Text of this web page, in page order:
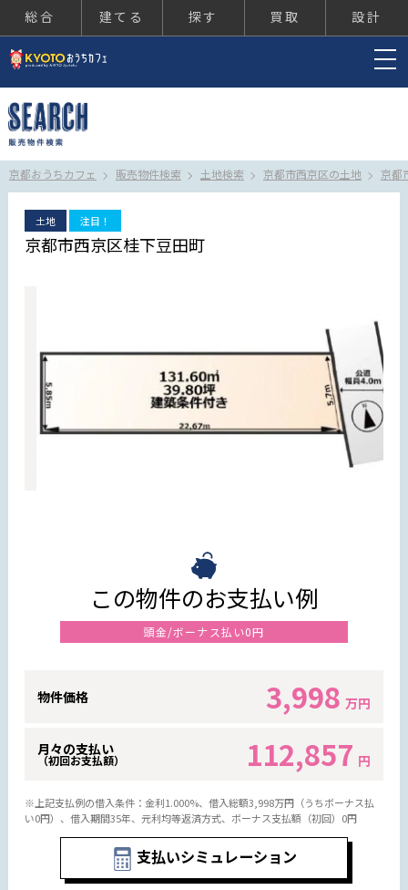
総合 建てる 探す 買取 設計
京都おうちカフェ 販売物件検索 土地検索 京都市西京区の土地 京都
土地 注目！
京都市西京区桂下豆田町
この物件のお支払い例
頭金/ボーナス払い0円
物件価格 3,998 万円
月々の支払い
（初回お支払額） 112,857 円
※上記支払例の借入条件：金利1.000%、借入総額3,998万円（うちボーナス払
い0円）、借入期間35年、元利均等返済方式、ボーナス支払額（初回）0円
支払いシミュレーション